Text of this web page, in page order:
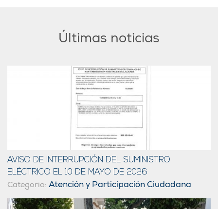
Últimas noticias
AVISO DE INTERRUPCIÓN DEL SUMINISTRO
ELÉCTRICO EL 10 DE MAYO DE 2026
Categoria: Atención y Participación Ciudadana